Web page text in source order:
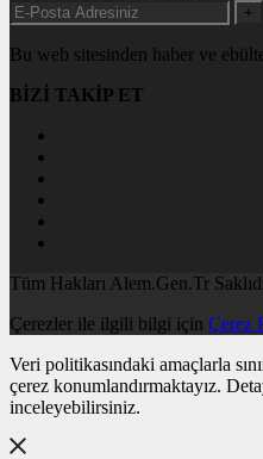
+
Bu web sitesinden haber ve
BİZİ TAKİP ET
Tüm Hakları Alem.Gen.Tr
Çerezler ile ilgili bilgi için Çerez
Veri politikasındaki amaçlarla
çerez konumlandırmaktayız.
inceleyebilirsiniz.